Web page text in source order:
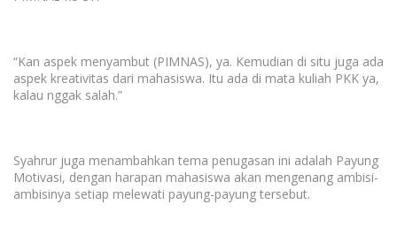
“Kan aspek menyambut (PIMNAS), ya. Kemudian di situ juga ada
aspek kreativitas dari mahasiswa. Itu ada di mata kuliah PKK ya,
kalau nggak salah.”
Syahrur juga menambahkan tema penugasan ini adalah Payung
Motivasi, dengan harapan mahasiswa akan mengenang ambisi-
ambisinya setiap melewati payung-payung tersebut.